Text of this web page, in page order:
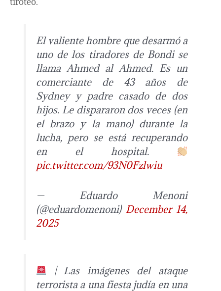
El valiente hombre que desarmó a
uno de los tiradores de Bondi se
llama Ahmed al Ahmed. Es un
comerciante de 43 años de
Sydney y padre casado de dos
hijos. Le dispararon dos veces (en
el brazo y la mano) durante la
lucha, pero se está recuperando
en el hospital.
pic.twitter.com/93N0Fzlwiu
— Eduardo Menoni
(@eduardomenoni) December 14,
2025
| Las imágenes del ataque
terrorista a una fiesta judía en una